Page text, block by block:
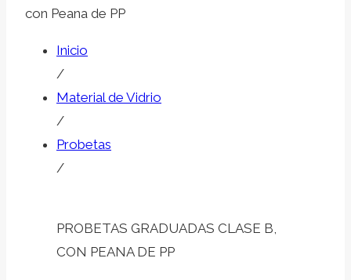
con Peana de PP
Inicio
/
Material de Vidrio
/
Probetas
/
PROBETAS GRADUADAS CLASE B,
CON PEANA DE PP